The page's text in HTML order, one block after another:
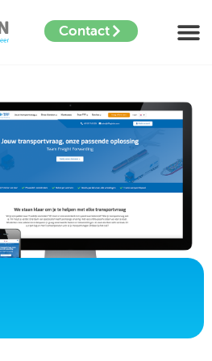
Contact